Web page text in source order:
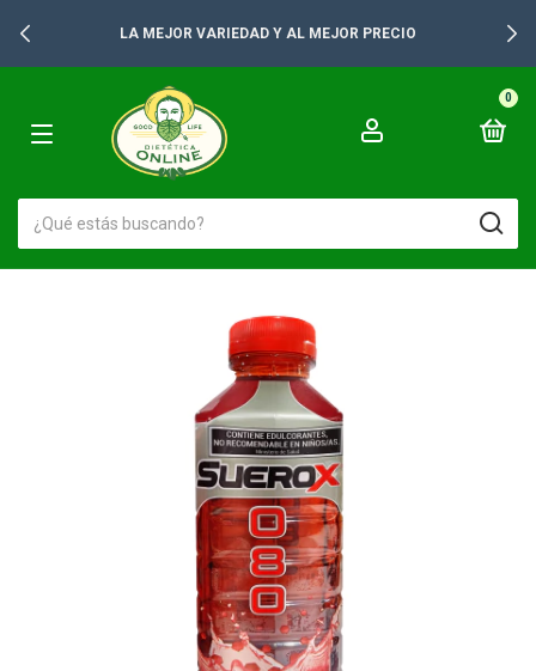
LA MEJOR VARIEDAD Y AL MEJOR PRECIO
0